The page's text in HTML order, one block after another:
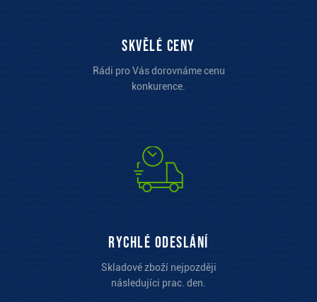
Skvělé ceny
Rádi pro Vás dorovnáme cenu
konkurence.
Rychlé odeslání
Skladové zboží nejpozději
následujíci prac. den.